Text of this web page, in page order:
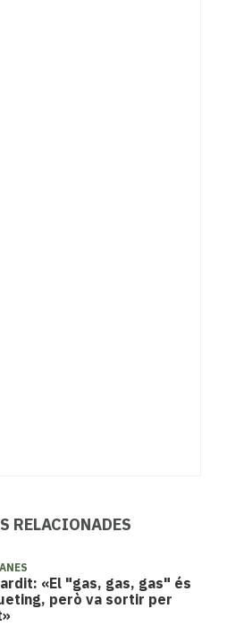
RELACIONADES
«El "gas, gas, gas" és
però va sortir per